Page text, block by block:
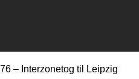
76 – Interzonetog til Leipzig